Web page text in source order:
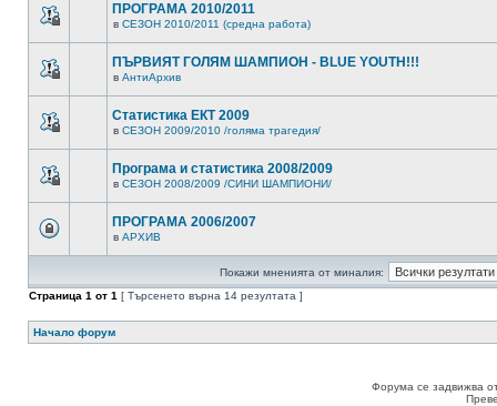
ПРОГРАМА 2010/2011
в СЕЗОН 2010/2011 (средна работа)
ПЪРВИЯТ ГОЛЯМ ШАМПИОН - BLUE YOUTH!!!
в АнтиАрхив
Статистика ЕКТ 2009
в СЕЗОН 2009/2010 /голяма трагедия/
Програма и статистика 2008/2009
в СЕЗОН 2008/2009 /СИНИ ШАМПИОНИ/
ПРОГРАМА 2006/2007
в АРХИВ
Покажи мненията от миналия:
Страница 1 от 1 [ Търсенето върна 14 резултата ]
Начало форум
Форума се задвижва